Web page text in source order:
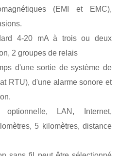
(EMI et EMC),
4-20 mA à trois ou deux
2 groupes de relais
d'une sortie de système de
RTU), d'une alarme sonore et
LAN, Internet,
5 kilomètres, distance